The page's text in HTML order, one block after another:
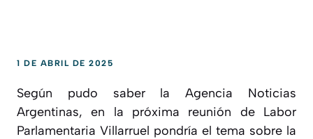
1 DE ABRIL DE 2025
Según pudo saber la Agencia Noticias
Argentinas, en la próxima reunión de Labor
Parlamentaria Villarruel pondría el tema sobre la